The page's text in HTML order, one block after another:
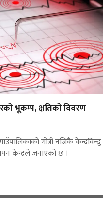
भूकम्प, क्षतिको विवरण
गोत्री नजिकै केन्द्रविन्दु
केन्द्रले जनाएको छ ।